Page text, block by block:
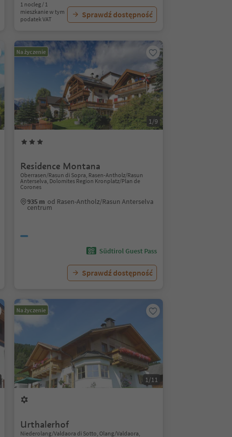
1 nocleg / 1
mieszkanie w tym
podatek VAT
Sprawdź dostępność
Na życzenie
1/9
Residence Montana
Oberrasen/Rasun di Sopra, Rasen-Antholz/Rasun
Anterselva, Dolomites Region Kronplatz/Plan de
Corones
935 m od Rasen-Antholz/Rasun Anterselva
centrum
Südtirol Guest Pass
Sprawdź dostępność
Na życzenie
1/11
Urthalerhof
Niederolang/Valdaora di Sotto, Olang/Valdaora,